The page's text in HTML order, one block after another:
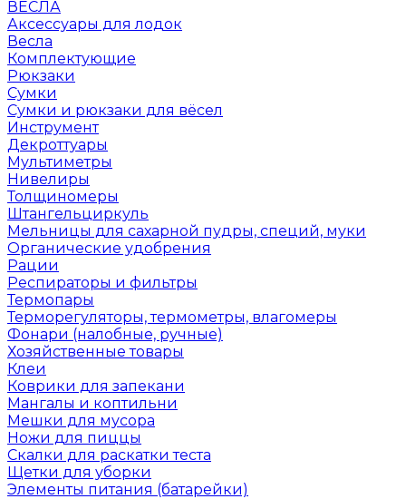
ВЁСЛА
Аксессуары для лодок
Весла
Комплектующие
Рюкзаки
Сумки
Сумки и рюкзаки для вёсел
Инструмент
Декроттуары
Мультиметры
Нивелиры
Толщиномеры
Штангельциркуль
Мельницы для сахарной пудры, специй, муки
Органические удобрения
Рации
Респираторы и фильтры
Термопары
Терморегуляторы, термометры, влагомеры
Фонари (налобные, ручные)
Хозяйственные товары
Клеи
Коврики для запекани
Мангалы и коптильни
Мешки для мусора
Ножи для пиццы
Скалки для раскатки теста
Щетки для уборки
Элементы питания (батарейки)